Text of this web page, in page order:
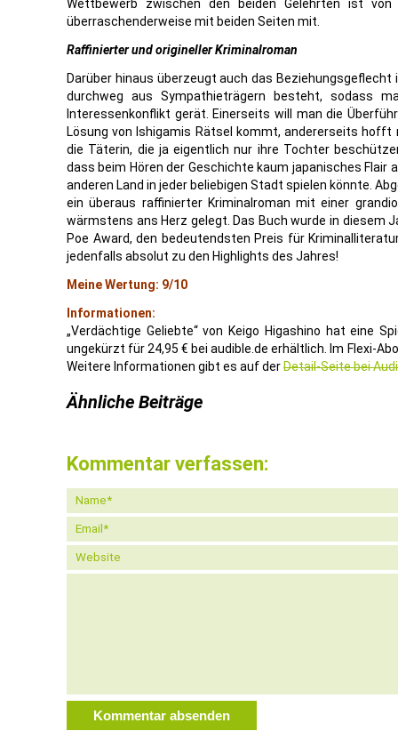
Wettbewerb zwischen den beiden Gelehrten ist
überraschenderweise mit beiden Seiten mit.
Raffinierter und origineller Kriminalroman
Darüber hinaus überzeugt auch das
durchweg aus Sympathieträgern besteht, sodass
Interessenkonflikt gerät. Einerseits will man die
Lösung von Ishigamis Rätsel kommt, andererseits
die Täterin, die ja eigentlich nur ihre Tochter
dass beim Hören der Geschichte kaum japanisches Flair
anderen Land in jeder beliebigen Stadt spielen könnte.
ein überaus raffinierter Kriminalroman mit einer
wärmstens ans Herz gelegt. Das Buch wurde in diesem
Poe Award, den bedeutendsten Preis für
jedenfalls absolut zu den Highlights des Jahres!
Meine Wertung: 9/10
Informationen:
„Verdächtige Geliebte“ von Keigo Higashino hat eine
ungekürzt für 24,95 € bei audible.de erhältlich. Im Flexi-
Weitere Informationen gibt es auf derDetail-Seite bei
Ähnliche Beiträge
Kommentar verfassen: